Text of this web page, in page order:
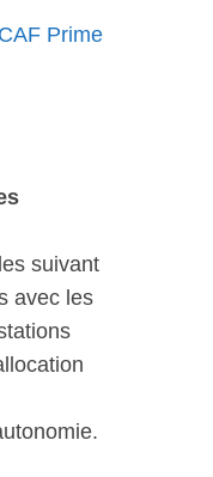
Prime
suivant
avec les